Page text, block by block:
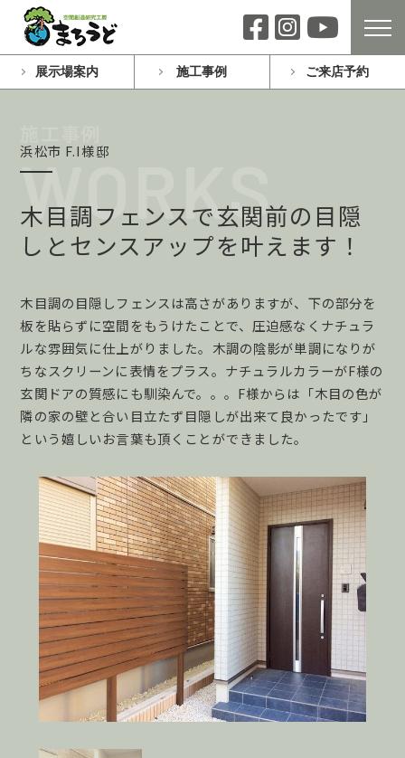
展示場案内 施工事例 ご来店予約
浜松市 F.I様邸
木目調フェンスで玄関前の目隠
しとセンスアップを叶えます！
木目調の目隠しフェンスは高さがありますが、下の部分を
板を貼らずに空間をもうけたことで、圧迫感なくナチュラ
ルな雰囲気に仕上がりました。木調の陰影が単調になりが
ちなスクリーンに表情をプラス。ナチュラルカラーがF様の
玄関ドアの質感にも馴染んで。。。F様からは「木目の色が
隣の家の壁と合い目立たず目隠しが出来て良かったです」
という嬉しいお言葉も頂くことができました。